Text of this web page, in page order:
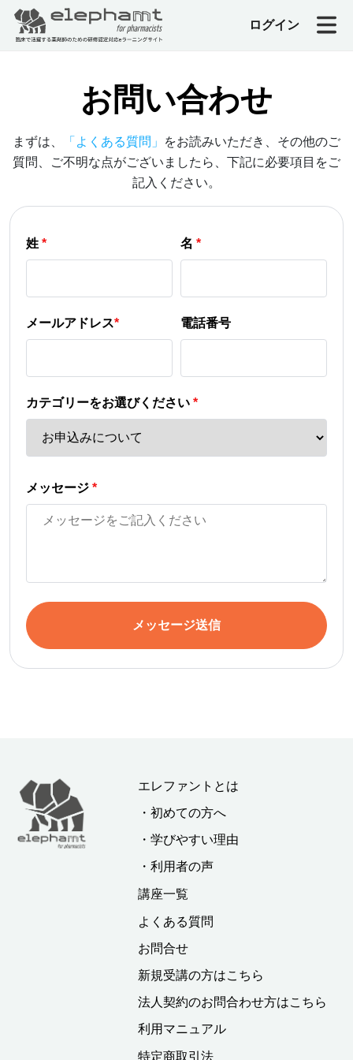
ログイン
お問い合わせ
まずは、 「よくある質問」
をお読みいただき、その他のご
質問、ご不明な点がございましたら、下記に必要項目をご
記入ください。
姓 * 名 *
メールアドレス* 電話番号
カテゴリーをお選びください *
メッセージ *
メッセージ送信
エレファントとは
・初めての方へ
・学びやすい理由
・利用者の声
講座一覧
よくある質問
お問合せ
新規受講の方はこちら
法人契約のお問合わせ方はこちら
利用マニュアル
特定商取引法